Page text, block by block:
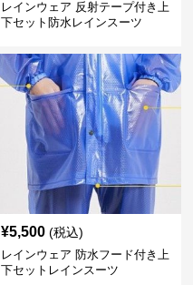
レインウェア 反射テープ付き上
下セット防水レインスーツ
¥5,500 (税込)
レインウェア 防水フード付き上
下セットレインスーツ